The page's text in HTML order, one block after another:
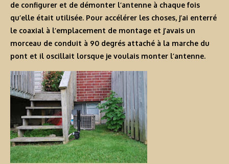
de configurer et de démonter l’antenne à chaque fois
qu’elle était utilisée. Pour accélérer les choses, j’ai enterré
le coaxial à l’emplacement de montage et j’avais un
morceau de conduit à 90 degrés attaché à la marche du
pont et il oscillait lorsque je voulais monter l’antenne.